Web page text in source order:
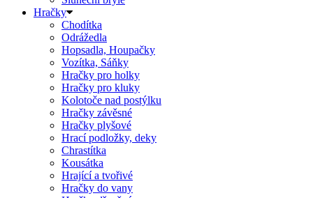
Hračky
Chodítka
Odrážedla
Hopsadla, Houpačky
Vozítka, Sáňky
Hračky pro holky
Hračky pro kluky
Kolotoče nad postýlku
Hračky závěsné
Hračky plyšové
Hrací podložky, deky
Chrastítka
Kousátka
Hrající a tvořivé
Hračky do vany